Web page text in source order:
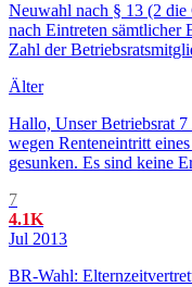
Neuwahl nach § 13 (2 die
nach Eintreten sämtlicher
Zahl der
Älter
Hallo, Unser Betriebsrat
wegen Renteneintritt
gesunken. Es sind keine
7
4.1K
Jul 2013
BR-Wahl: